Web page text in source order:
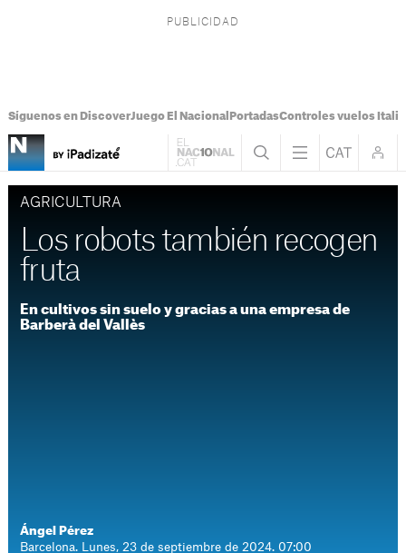
Síguenos en DiscoverJuego El Nacional PortadasControles vuelos Italia
AGRICULTURA
Los robots también recogen
fruta
En cultivos sin suelo y gracias a una empresa de
Barberà del Vallès
Ángel Pérez
Barcelona. Lunes, 23 de septiembre de 2024. 07:00